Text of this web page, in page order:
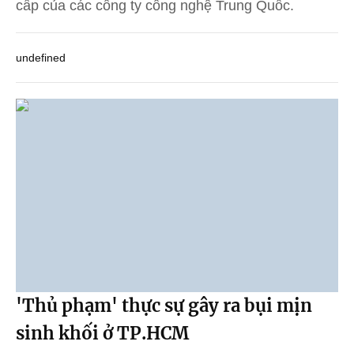
cấp của các công ty công nghệ Trung Quốc.
undefined
'Thủ phạm' thực sự gây ra bụi mịn
sinh khối ở TP.HCM